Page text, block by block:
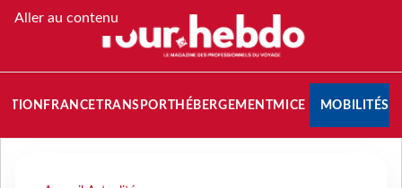
Aller au contenu
FRANCETRANSPORT HÉBERGEMENTMICE MOBILITÉS